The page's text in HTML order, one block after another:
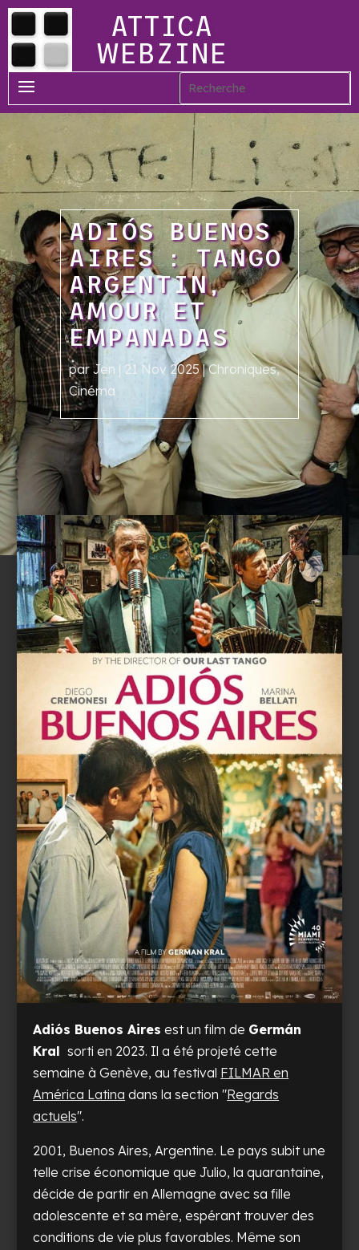
ATTICA
WEBZINE
ADIÓS BUENOS
AIRES : TANGO
ARGENTIN,
AMOUR ET
EMPANADAS
parJen | 21 Nov 2025|Chroniques,
Cinéma
Adiós Buenos Aires est un film de Germán
Kral sorti en 2023. Il a été projeté cette
semaine à Genève, au festival FILMAR en
América Latina dans la section "Regards
actuels".
2001, Buenos Aires, Argentine. Le pays subit une
telle crise économique que Julio, la quarantaine,
décide de partir en Allemagne avec sa fille
adolescente et sa mère, espérant trouver des
conditions de vie plus favorables. Même son